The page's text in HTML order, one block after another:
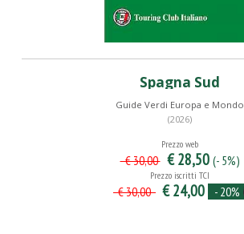
Spagna Sud
Guide Verdi Europa e Mondo
(2026)
Prezzo web
€ 30,00 € 28,50 (- 5%)
Prezzo iscritti TCI
€ 30,00 € 24,00 - 20%